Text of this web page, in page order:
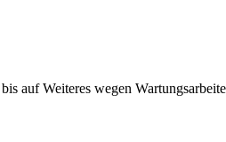
auf Weiteres wegen